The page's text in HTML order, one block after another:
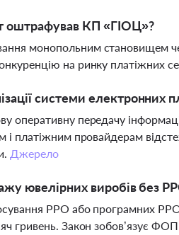
оштрафував КП «ГІОЦ»?
монопольним становищем
на ринку платіжних
системи електронних
оперативну передачу
платіжним провайдерам
Джерело
ювелірних виробів без
РРО або програмних
гривень. Закон зобов’язує